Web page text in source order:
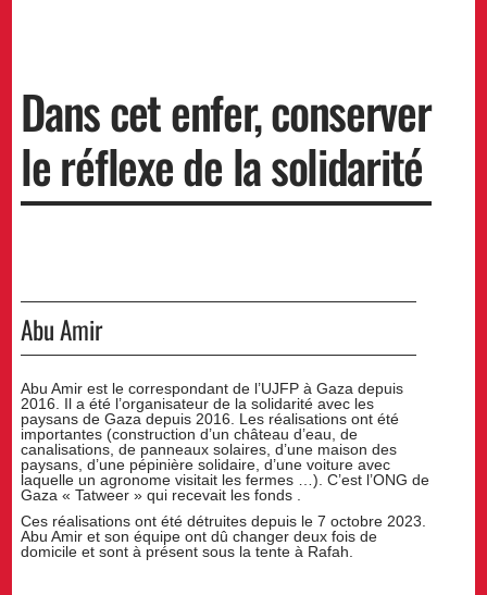
Dans cet enfer, conserver
le réflexe de la solidarité
Abu Amir
Abu Amir est le correspondant de l’UJFP à Gaza depuis
2016. Il a été l’organisateur de la solidarité avec les
paysans de Gaza depuis 2016. Les réalisations ont été
importantes (construction d’un château d’eau, de
canalisations, de panneaux solaires, d’une maison des
paysans, d’une pépinière solidaire, d’une voiture avec
laquelle un agronome visitait les fermes …). C’est l’ONG de
Gaza « Tatweer » qui recevait les fonds .
Ces réalisations ont été détruites depuis le 7 octobre 2023.
Abu Amir et son équipe ont dû changer deux fois de
domicile et sont à présent sous la tente à Rafah.